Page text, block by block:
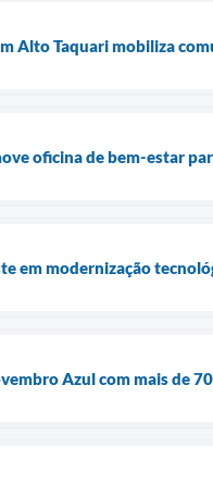
Alto Taquari mobiliza
oficina de bem-estar
em modernização
Azul com mais de